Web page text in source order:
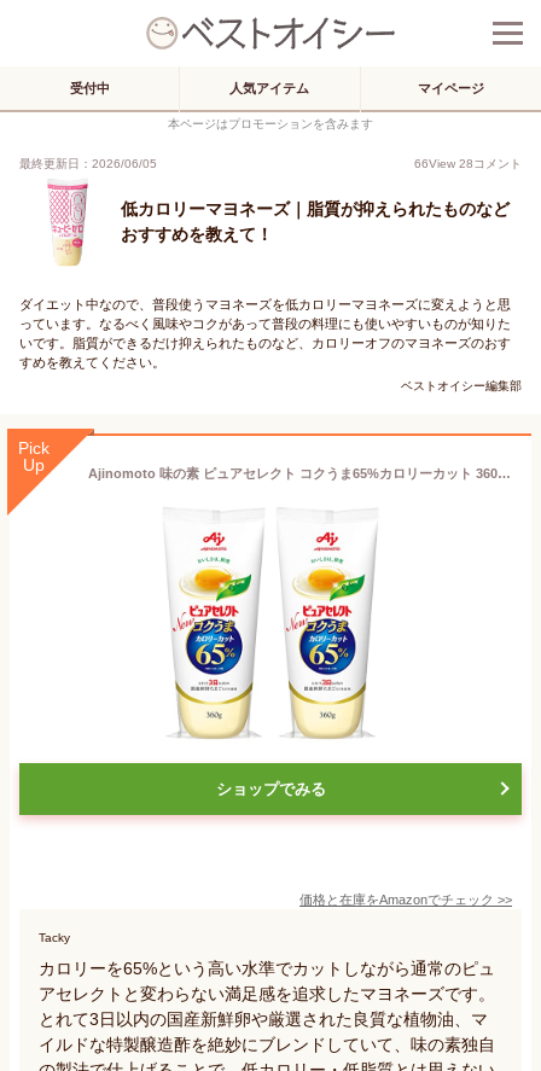
受付中 人気アイテム マイページ
本ページはプロモーションを含みます
最終更新日：2026/06/05 66View 28コメント
低カロリーマヨネーズ｜脂質が抑えられたものなど
おすすめを教えて！
ダイエット中なので、普段使うマヨネーズを低カロリーマヨネーズに変えようと思
っています。なるべく風味やコクがあって普段の料理にも使いやすいものが知りた
いです。脂質ができるだけ抑えられたものなど、カロリーオフのマヨネーズのおす
すめを教えてください。
ベストオイシー編集部
Pick
Up
Ajinomoto 味の素 ピュアセレクト コクうま65%カロリーカット 360g×2個
ショップでみる
価格と在庫をAmazonでチェック >>
Tacky
カロリーを65%という高い水準でカットしながら通常のピュ
アセレクトと変わらない満足感を追求したマヨネーズです。
とれて3日以内の国産新鮮卵や厳選された良質な植物油、マ
イルドな特製醸造酢を絶妙にブレンドしていて、味の素独自